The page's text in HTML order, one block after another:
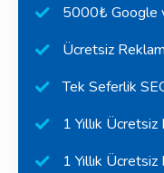
5000₺ Google
Ücretsiz
Tek Seferlik
1 Yıllık
1 Yıllık